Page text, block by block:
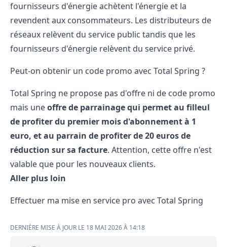
fournisseurs d'énergie achètent l'énergie et la
revendent aux consommateurs. Les distributeurs de
réseaux relèvent du service public tandis que les
fournisseurs d'énergie relèvent du service privé.
Peut-on obtenir un code promo avec Total Spring ?
Total Spring ne propose pas d'offre ni de code promo
mais uneoffre de parrainage qui permet au filleul
de profiter du premier mois d'abonnement à 1
euro, et au parrain de profiter de 20 euros de
réduction sur sa facture. Attention, cette offre n'est
valable que pour les nouveaux clients.
Aller plus loin
Effectuer ma mise en service pro avec Total Spring
DERNIÈRE MISE À JOUR LE 18 MAI 2026 À 14:18